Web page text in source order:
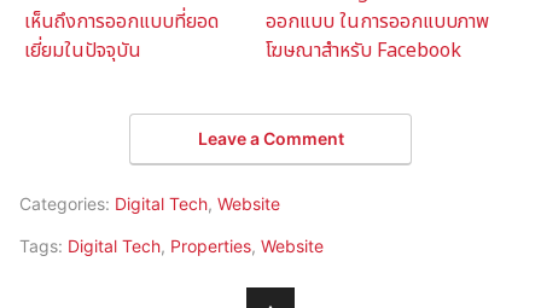
เห็นถึงการออกแบบที่ยอด
เยี่ยมในปัจจุบัน
ออกแบบ ในการออกแบบภาพ
โฆษณาสำหรับ Facebook
Leave a Comment
Categories: Digital Tech, Website
Tags: Digital Tech, Properties, Website